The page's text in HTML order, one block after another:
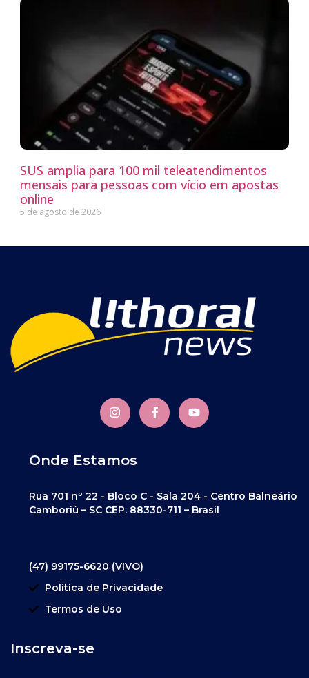
SUS amplia para 100 mil teleatendimentos
mensais para pessoas com vício em apostas
online
5 de agosto de 2026
Onde Estamos
Rua 701 nº 22 - Bloco C - Sala 204 - Centro Balneário
Camboriú – SC CEP. 88330-711 – Brasil
(47) 99175-6620 (VIVO)
Política de Privacidade
Termos de Uso
Inscreva-se